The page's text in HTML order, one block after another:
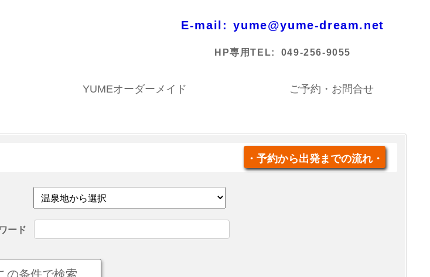
E-mail: yume@yume-dream.net
HP専用TEL: 049-256-9055
YUMEオーダーメイド ご予約・お問合せ
・予約から出発までの流れ・
ア
ード